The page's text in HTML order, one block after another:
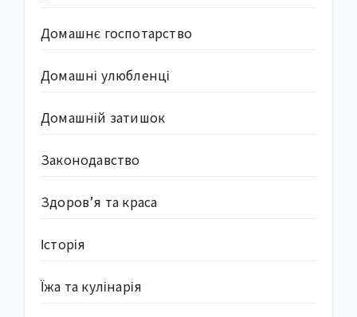
Домашнє госпотарство
Домашні улюбленці
Домашній затишок
Законодавство
Здоров’я та краса
Історія
Їжа та кулінарія